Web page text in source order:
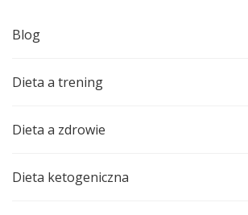
Blog
Dieta a trening
Dieta a zdrowie
Dieta ketogeniczna